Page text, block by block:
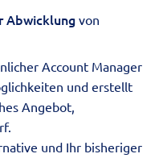
Abwicklungvon
Account Manager
und erstellt
Angebot,
und Ihr bisheriger